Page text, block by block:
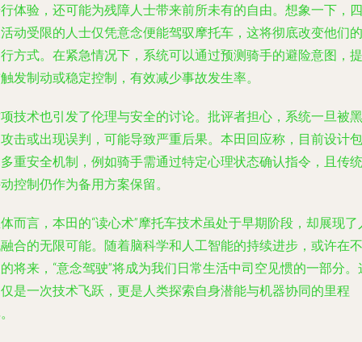
体验，还可能为残障人士带来前所未有的自由。想象一下，四
动受限的人士仅凭意念便能驾驭摩托车，这将彻底改变他们的
方式。在紧急情况下，系统可以通过预测骑手的避险意图，提
发制动或稳定控制，有效减少事故发生率。
技术也引发了伦理与安全的讨论。批评者担心，系统一旦被黑
击或出现误判，可能导致严重后果。本田回应称，目前设计包
重安全机制，例如骑手需通过特定心理状态确认指令，且传统
控制仍作为备用方案保留。
而言，本田的“读心术”摩托车技术虽处于早期阶段，却展现了
合的无限可能。随着脑科学和人工智能的持续进步，或许在不
将来，“意念驾驶”将成为我们日常生活中司空见惯的一部分。
是一次技术飞跃，更是人类探索自身潜能与机器协同的里程